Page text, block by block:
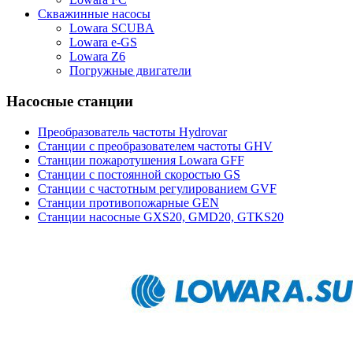
Скважинные насосы
Lowara SCUBA
Lowara e-GS
Lowara Z6
Погружные двигатели
Насосные станции
Преобразователь частоты Hydrovar
Станции с преобразователем частоты GHV
Станции пожаротушения Lowara GFF
Станции с постоянной скоростью GS
Станции с частотным регулированием GVF
Станции противопожарные GEN
Станции насосные GXS20, GMD20, GTKS20